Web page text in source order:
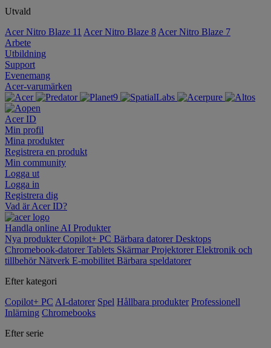
Utvald
Acer Nitro Blaze 11 Acer Nitro Blaze 8 Acer Nitro Blaze 7
Arbete
Utbildning
Support
Evenemang
Acer-varumärken
Acer ID
Min profil
Mina produkter
Registrera en produkt
Min community
Logga ut
Logga in
Registrera dig
Vad är Acer ID?
Handla online AI Produkter
Nya produkterCopilot+ PC Bärbara datorerDesktops
Chromebook-datorerTablets SkärmarProjektorerElektronik och
tillbehörNätverk E-mobilitet Bärbara speldatorer
Efter kategori
Copilot+ PC AI-datorer Spel Hållbara produkter Professionell
Inlärning Chromebooks
Efter serie